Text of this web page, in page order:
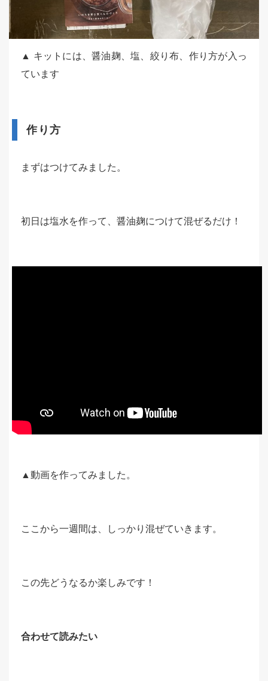
▲ キットには、醤油麹、塩、絞り布、作り方が入っ
ています
作り方
まずはつけてみました。
初日は塩水を作って、醤油麹につけて混ぜるだけ！
▲動画を作ってみました。
ここから一週間は、しっかり混ぜていきます。
この先どうなるか楽しみです！
合わせて読みたい